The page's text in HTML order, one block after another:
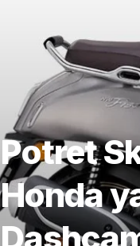
Potret
Honda